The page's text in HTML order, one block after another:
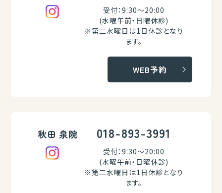
受付：9:30～20:00
(水曜午前・日曜休診)
※第二水曜日は1日休診となり
ます。
WEB予約
秋田 泉院 018-893-3991
受付：9:30～20:00
(水曜午前・日曜休診)
※第二水曜日は1日休診となり
ます。